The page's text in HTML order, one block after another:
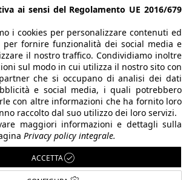
di essere uno studente di IIF
Italiano di Fotografia® srl, Via
3, 20139 Milano | Tel 02/58107623 -
02/58107139
| PECiifmilano@pec.it | REA
| Capitale sociale € 10.400,00 I.V.
del sito sono utilizzate su licenza dei
autori. Powered byShareNow!.
ai sensi del Regolamento UE 2016/679
i cookies per personalizzare contenuti ed
per fornire funzionalità dei social media e
il nostro traffico. Condividiamo inoltre
sul modo in cui utilizza il nostro sito con
che si occupano di analisi dei dati
e social media, i quali potrebbero
con altre informazioni che ha fornito loro
raccolto dal suo utilizzo dei loro servizi.
maggiori informazioni e dettagli sulla
Privacy policy integrale.
ACCETTA